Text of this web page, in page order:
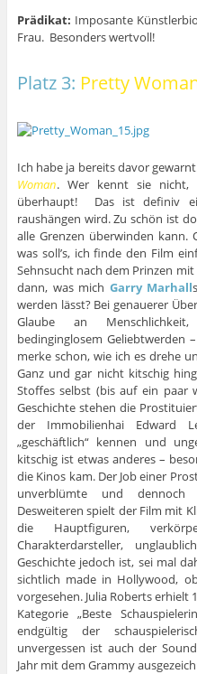
Prädikat: Imposante
Frau. Besonders wertvoll!
Platz 3: Pretty
Ich habe ja bereits davor
Woman. Wer kennt sie nicht,
überhaupt! Das ist definiv
raushängen wird. Zu schön ist
alle Grenzen überwinden kann.
was soll’s, ich finde den Film
Sehnsucht nach dem Prinzen
dann, was mich Garry Marhall
werden lässt? Bei genauerer
Glaube an
bedinginglosem Geliebtwerden
merke schon, wie ich es drehe
Ganz und gar nicht kitschig
Stoffes selbst (bis auf ein paar
Geschichte stehen die
der Immobilienhai Edward
„geschäftlich“ kennen und
kitschig ist etwas anderes –
die Kinos kam. Der Job einer
unverblümte und dennoch
Desweiteren spielt der Film mit
die Hauptfiguren,
Charakterdarsteller,
Geschichte jedoch ist, sei mal
sichtlich made in Hollywood,
vorgesehen. Julia Roberts erhielt
Kategorie „Beste
endgültig der
unvergessen ist auch der
Jahr mit dem Grammy